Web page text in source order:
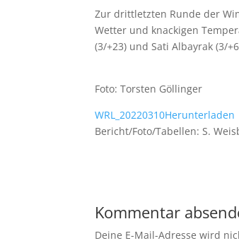
Zur drittletzten Runde der
Wetter und knackigen
(3/+23) und Sati Albayrak (3/
Foto: Torsten Göllinger
WRL_20220310Herunterladen
Bericht/Foto/Tabellen: S.
Kommentar
Deine E-Mail-Adresse wird